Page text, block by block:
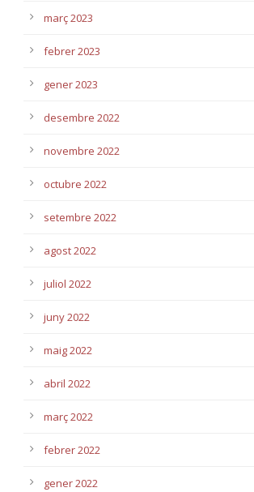
març 2023
febrer 2023
gener 2023
desembre 2022
novembre 2022
octubre 2022
setembre 2022
agost 2022
juliol 2022
juny 2022
maig 2022
abril 2022
març 2022
febrer 2022
gener 2022